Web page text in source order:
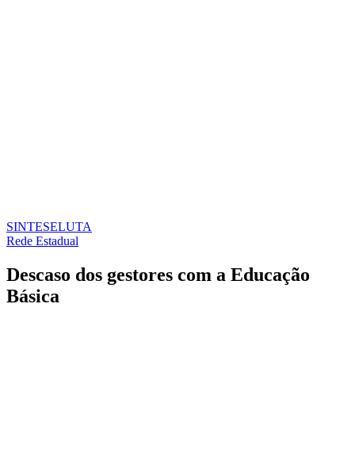
SINTESELUTA
Rede Estadual
Descaso dos gestores com a Educação
Básica